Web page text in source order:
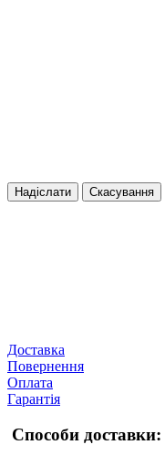
Надіслати Скасування
Доставка
Повернення
Оплата
Гарантія
Способи доставки: